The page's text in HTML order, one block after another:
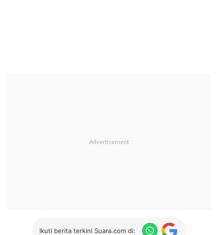
Ikuti berita terkini Suara.com di: